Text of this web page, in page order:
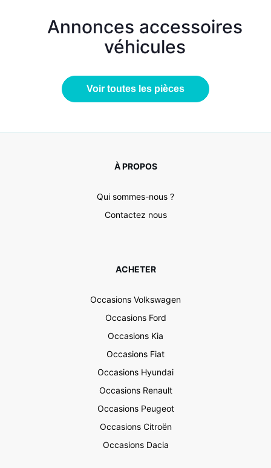
Annonces accessoires
véhicules
Voir toutes les pièces
À PROPOS
Qui sommes-nous ?
Contactez nous
ACHETER
Occasions Volkswagen
Occasions Ford
Occasions Kia
Occasions Fiat
Occasions Hyundai
Occasions Renault
Occasions Peugeot
Occasions Citroën
Occasions Dacia